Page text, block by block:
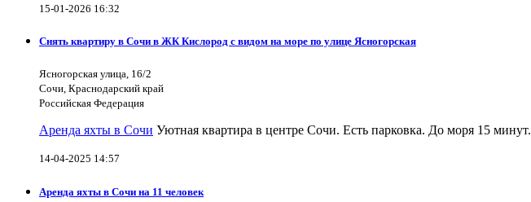
15-01-2026 16:32
Снять квартиру в Сочи в ЖК Кислород с видом на море по улице Ясногорская
Ясногорская улица, 16/2
Сочи, Краснодарский край
Российская Федерация
Аренда яхты в Сочи Уютная квартира в центре Сочи. Есть парковка. До моря 15 минут.
14-04-2025 14:57
Аренда яхты в Сочи на 11 человек